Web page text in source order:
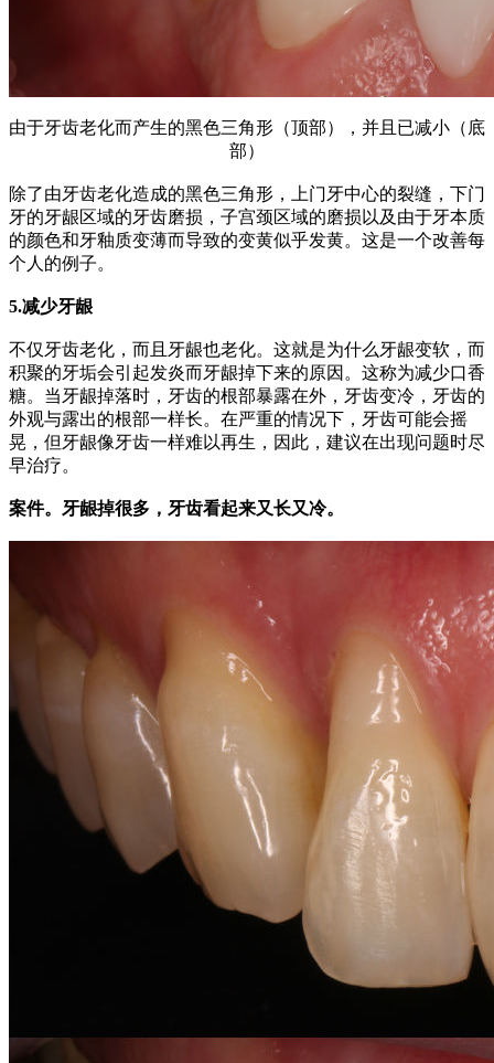
由于牙齿老化而产生的黑色三角形（顶部），并且已减小（底
部）
除了由牙齿老化造成的黑色三角形，上门牙中心的裂缝，下门
牙的牙龈区域的牙齿磨损，子宫颈区域的磨损以及由于牙本质
的颜色和牙釉质变薄而导致的变黄似乎发黄。这是一个改善每
个人的例子。
5.减少牙龈
不仅牙齿老化，而且牙龈也老化。 这就是为什么牙龈变软，而
积聚的牙垢会引起发炎而牙龈掉下来的原因。 这称为减少口香
糖。 当牙龈掉落时，牙齿的根部暴露在外，牙齿变冷，牙齿的
外观与露出的根部一样长。 在严重的情况下，牙齿可能会摇
晃，但牙龈像牙齿一样难以再生，因此，建议在出现问题时尽
早治疗。
案件。 牙龈掉很多，牙齿看起来又长又冷。